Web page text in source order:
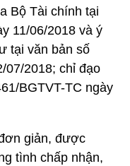
Bộ Tài chính tại
11/06/2018 và ý
tại văn bản số
07/2018; chỉ đạo
BGTVT-TC ngày
giản, được
tình chấp nhận,